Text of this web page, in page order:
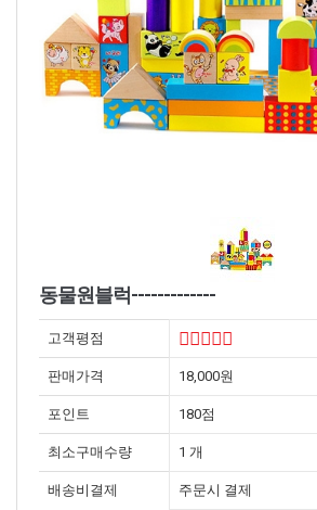
동물원블럭-------------
고객평점
판매가격 18,000원
포인트 180점
최소구매수량 1 개
배송비결제 주문시 결제